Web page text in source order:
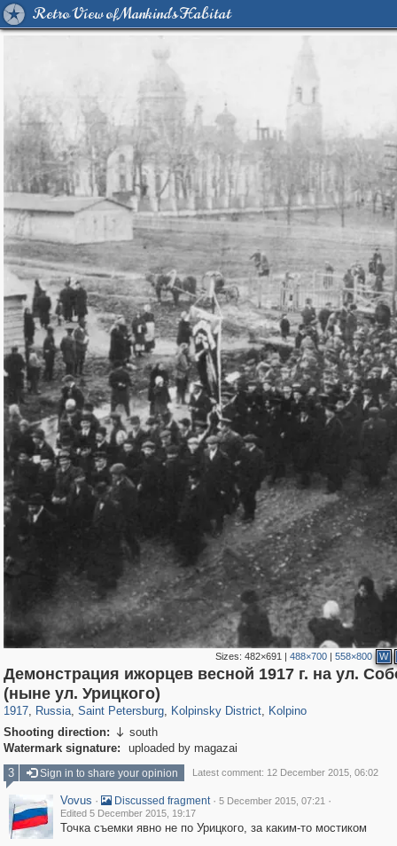
Retro View of Mankind's Habitat
Sizes:482×691 |488×700 |558×800 W
Демонстрация ижорцев весной 1917 г. на ул.
(ныне ул. Урицкого)
1917, Russia
1,406,871 29,248
, Saint Petersburg
197,175 5,714
, Kolpinsky District, Kolpino
Shooting direction:  south
Watermark signature:
uploaded by magazai
3
Sign in to share your opinion Latest comment: 12 December 2015, 06:02
Vovus · Discussed fragment · 5 December 2015, 07:21 ·
Edited 5 December 2015, 19:17
Точка съемки явно не по Урицкого, за каким-то мостиком